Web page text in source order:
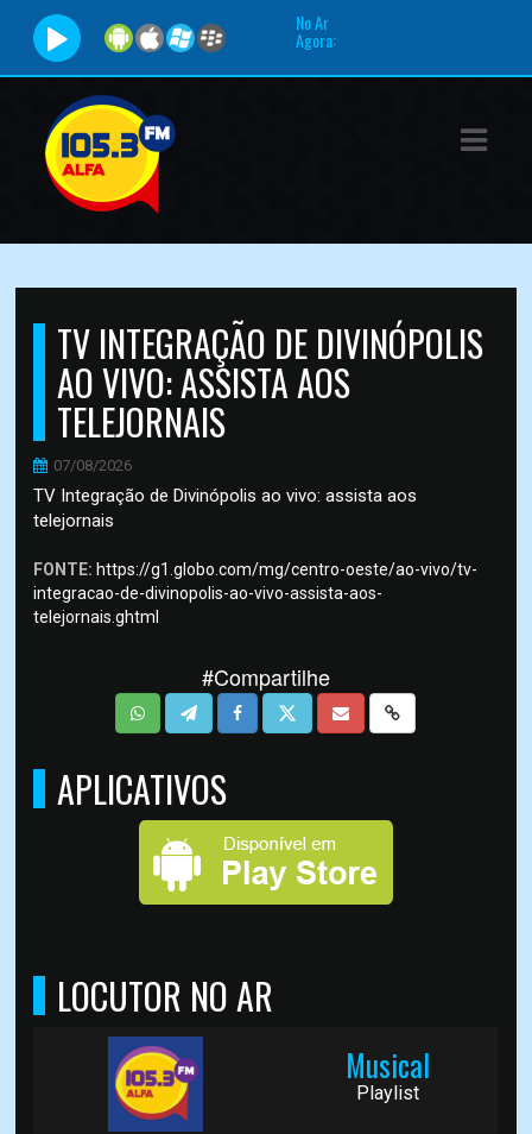
No Ar
Agora:
TV INTEGRAÇÃO DE DIVINÓPOLIS
AO VIVO: ASSISTA AOS
TELEJORNAIS
07/08/2026
TV Integração de Divinópolis ao vivo: assista aos
telejornais
FONTE: https://g1.globo.com/mg/centro-oeste/ao-vivo/tv-
integracao-de-divinopolis-ao-vivo-assista-aos-
telejornais.ghtml
#Compartilhe
APLICATIVOS
LOCUTOR NO AR
Musical
Playlist